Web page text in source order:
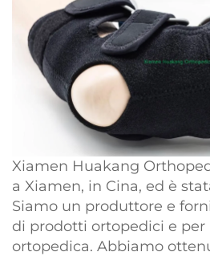
Xiamen Huakang
a Xiamen, in Cina, ed è
Siamo un produttore e
di prodotti ortopedici e per
ortopedica. Abbiamo